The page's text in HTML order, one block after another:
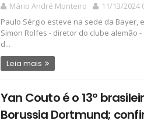
Mário André Monteiro
11/13/2024
Paulo Sérgio esteve na sede da Bayer,
Simon Rolfes - diretor do clube alemão
d...
Leia mais
Yan Couto é o 13º
Borussia Dortmund;